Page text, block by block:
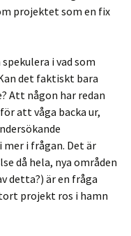
projektet som en fix
i vad som
det faktiskt bara
Att någon har redan
att våga backa ur,
i frågan. Det är
då hela, nya områden
detta?) är en fråga
projekt ros i hamn